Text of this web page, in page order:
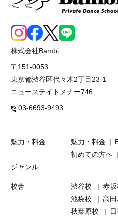
株式会社Bambi
〒151-0053
東京都渋谷区代々木2丁目23-1
ニューステイトメナー746
03-6693-9493
魅力・料金 魅力・料金
初めての方へ
ジャンル
校舎 渋谷校 赤
池袋校
高
秋葉原校